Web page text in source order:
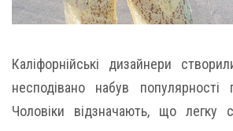
Каліфорнійські дизайнери
несподівано набув
Чоловіки відзначають, що легку